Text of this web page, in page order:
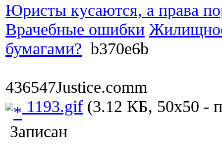
Юристы кусаются, а права
Врачебные ошибки
бумагами? b370e6b
436547Justice.comm
1193.gif(3.12 КБ, 50x50 -
Записан